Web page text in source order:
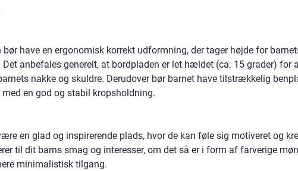
have en ergonomisk korrekt udformning, der tager højde for
anbefales generelt, at bordpladen er let hældet (ca. 15 grader) for
nakke og skuldre. Derudover bør barnet have tilstrækkelig
en god og stabil kropsholdning.
en glad og inspirerende plads, hvor de kan føle sig motiveret og
til dit barns smag og interesser, om det så er i form af farverige
minimalistisk tilgang.